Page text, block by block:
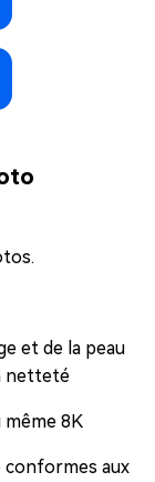
et de la peau
netteté
même 8K
conformes aux